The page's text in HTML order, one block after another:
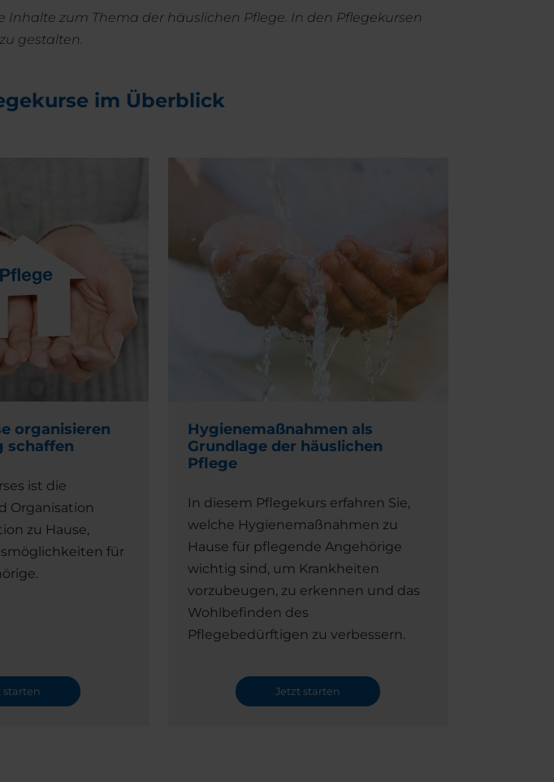
zum Thema der häuslichen Pflege. In den Pflegekursen
gestalten.
im Überblick
organisieren
schaffen
ist die
Organisation
zu Hause,
für
starten
Hygienemaßnahmen als
Grundlage der häuslichen
Pflege
In diesem Pflegekurs erfahren Sie,
welche Hygienemaßnahmen zu
Hause für pflegende Angehörige
wichtig sind, um Krankheiten
vorzubeugen, zu erkennen und das
Wohlbefinden des
Pflegebedürftigen zu verbessern.
Jetzt starten